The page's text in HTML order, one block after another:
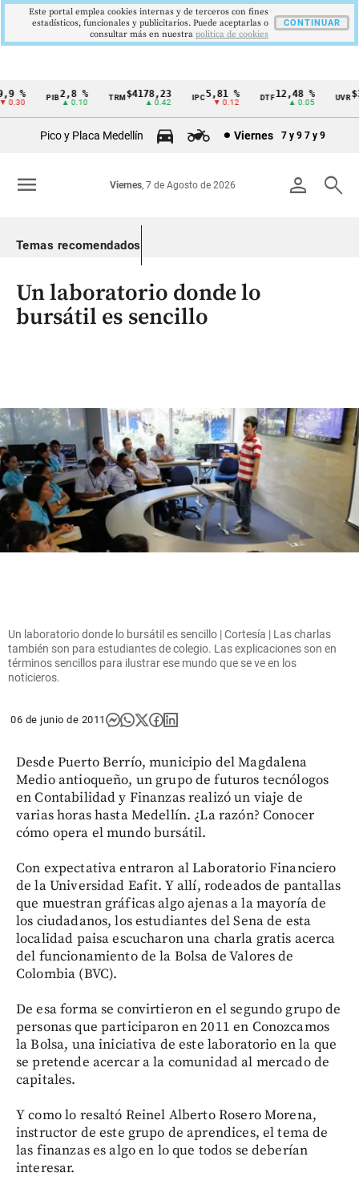
Cintillo
Colombia
% PIB2,8 %
▲ 0.10
TRM$4178,23
▲ 0.42
5,81 %
▼ 0.12
DTF12,48 %
▲ 0.05
UVR
Pico y Placa Medellín Viernes 7 y 9 7 y 9
person search
Viernes, 7 de Agosto de 2026
menu
Temas recomendados
Un laboratorio donde lo
bursátil es sencillo
Un laboratorio donde lo bursátil es sencillo | Cortesía | Las charlas
también son para estudiantes de colegio. Las explicaciones son en
términos sencillos para ilustrar ese mundo que se ve en los
noticieros.
06 de junio de 2011
Desde Puerto Berrío, municipio del Magdalena
Medio antioqueño, un grupo de futuros tecnólogos
en Contabilidad y Finanzas realizó un viaje de
varias horas hasta Medellín. ¿La razón? Conocer
cómo opera el mundo bursátil.
Con expectativa entraron al Laboratorio Financiero
de la Universidad Eafit. Y allí, rodeados de pantallas
que muestran gráficas algo ajenas a la mayoría de
los ciudadanos, los estudiantes del Sena de esta
localidad paisa escucharon una charla gratis acerca
del funcionamiento de la Bolsa de Valores de
Colombia (BVC).
De esa forma se convirtieron en el segundo grupo de
personas que participaron en 2011 en Conozcamos
la Bolsa, una iniciativa de este laboratorio en la que
se pretende acercar a la comunidad al mercado de
capitales.
Y como lo resaltó Reinel Alberto Rosero Morena,
instructor de este grupo de aprendices, el tema de
las finanzas es algo en lo que todos se deberían
interesar.
Este portal emplea cookies internas y de terceros con fines
estadísticos, funcionales y publicitarios. Puede aceptarlas o
consultar más en nuestra politica de cookies
CONTINUAR